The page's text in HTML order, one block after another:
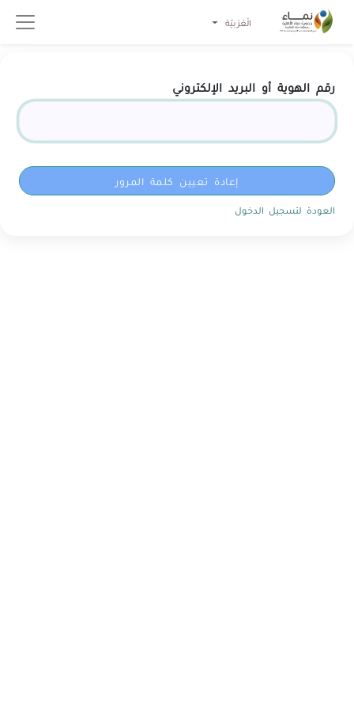
الْعَرَبيّة
رقم الهوية أو البريد الإلكتروني
إعادة تعيين كلمة المرور
العودة لتسجيل الدخول